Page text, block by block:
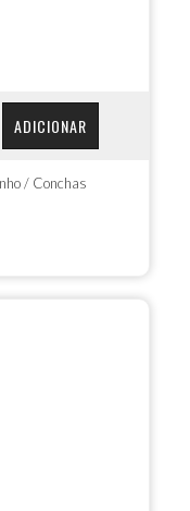
ADICIONAR
/ Conchas